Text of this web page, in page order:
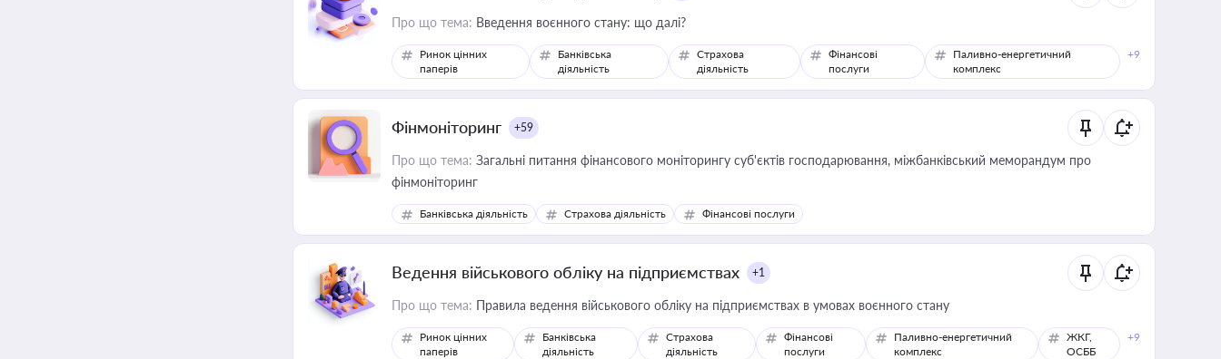
Про що тема: Введення воєнного стану: що далі?
Ринок цінних
паперів
Банківська
діяльність
Страхова
діяльність
Фінансові
послуги
Паливно-енергетичний
комплекс
+9
Фінмоніторинг +59
Про що тема: Загальні питання фінансового моніторингу суб'єктів господарювання, міжбанківський меморандум про
фінмоніторинг
Банківська діяльність Страхова діяльність Фінансові послуги
Ведення військового обліку на підприємствах +1
Про що тема: Правила ведення військового обліку на підприємствах в умовах воєнного стану
Ринок цінних
паперів
Банківська
діяльність
Страхова
діяльність
Фінансові
послуги
Паливно-енергетичний
комплекс
ЖКГ,
ОСББ
+9